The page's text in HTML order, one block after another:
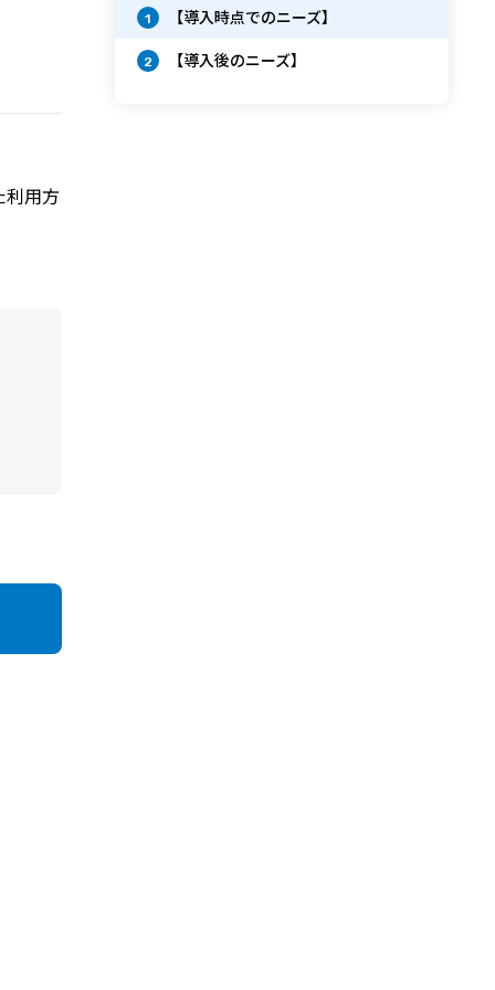
利用方
1 【導入時点でのニーズ】
2 【導入後のニーズ】